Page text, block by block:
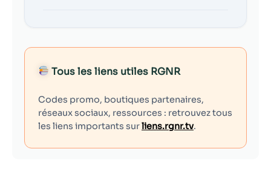
Tous les liens utiles RGNR
Codes promo, boutiques partenaires,
réseaux sociaux, ressources : retrouvez tous
les liens importants surliens.rgnr.tv.